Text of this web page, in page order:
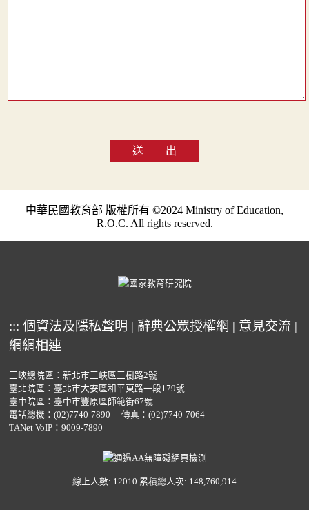
送 出
中華民國教育部 版權所有 ©2024 Ministry of Education,
R.O.C. All rights reserved.
::: 個資法及隱私聲明 | 辭典公眾授權網 | 意見交流 |
網網相連
三峽總院區：新北市三峽區三樹路2號
臺北院區：臺北市大安區和平東路一段179號
臺中院區：臺中市豐原區師範街67號
電話總機： (02)7740-7890
傳真：(02)7740-7064
TANet VoIP：9009-7890
線上人數: 12010 累積總人次: 148,760,914